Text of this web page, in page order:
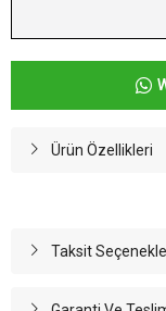
Ürün Özellikleri
Taksit